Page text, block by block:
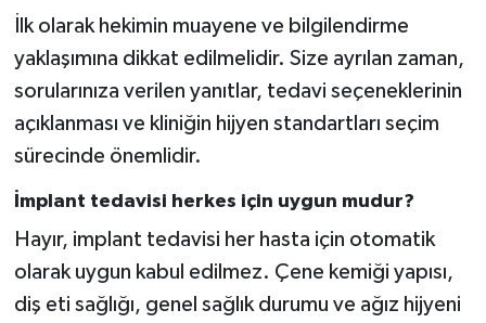
İlk olarak hekimin muayene ve bilgilendirme
yaklaşımına dikkat edilmelidir. Size ayrılan zaman,
sorularınıza verilen yanıtlar, tedavi seçeneklerinin
açıklanması ve kliniğin hijyen standartları seçim
sürecinde önemlidir.
İmplant tedavisi herkes için uygun mudur?
Hayır, implant tedavisi her hasta için otomatik
olarak uygun kabul edilmez. Çene kemiği yapısı,
diş eti sağlığı, genel sağlık durumu ve ağız hijyeni